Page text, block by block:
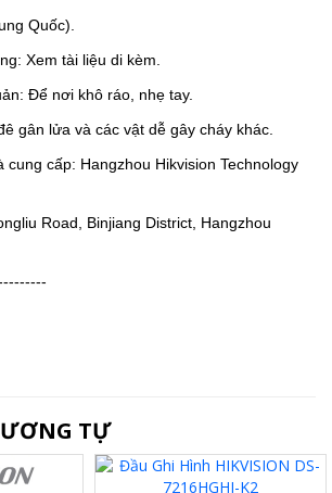
Quốc).
Xem tài liệu di kèm.
Để nơi khô ráo, nhẹ tay.
gân lửa và các vật dễ gây cháy khác.
cung cấp: Hangzhou Hikvision Technology
Road, Binjiang District, Hangzhou
TỰ